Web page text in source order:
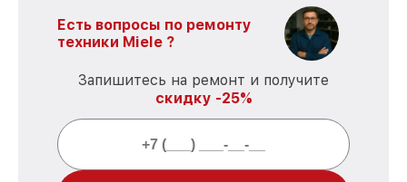
Есть вопросы по ремонту
техники Miele ?
Запишитесь на ремонт и получите
скидку -25%